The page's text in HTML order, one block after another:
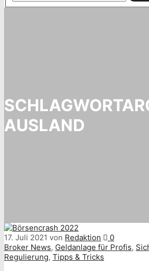
AUSLAND
17. Juli 2021 von Redaktion
0
Broker News, Geldanlage für Profis,
Regulierung, Tipps & Tricks